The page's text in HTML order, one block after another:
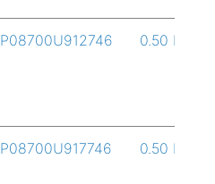
P08700U912746 0.50 L
P08700U917746 0.50 L